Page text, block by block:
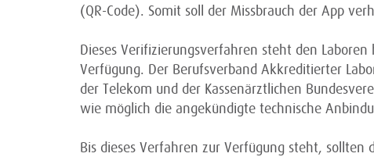
(QR-Code). Somit soll der Missbrauch der App
Dieses Verifizierungsverfahren steht den
Verfügung. Der Berufsverband Akkreditierter
der Telekom und der Kassenärztlichen
wie möglich die angekündigte technische
Bis dieses Verfahren zur Verfügung steht,